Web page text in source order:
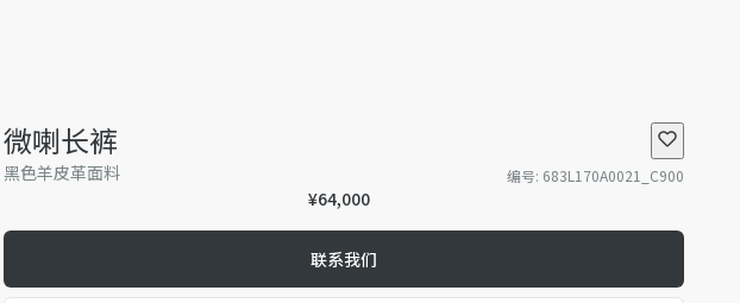
微喇长裤
黑色羊皮革面料 编号: 683L170A0021_C900
¥64,000
联系我们